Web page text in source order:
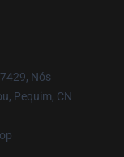
Nós
Pequim, CN